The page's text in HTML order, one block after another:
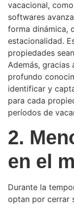
vacacional,
softwares
forma dinámica,
estacionalidad.
propiedades
Además, gracias
profundo
identificar y
para cada
períodos de
2.
en el
Durante la
optan por cerrar